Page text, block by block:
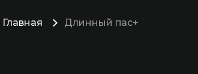
Главная Длинный пас+